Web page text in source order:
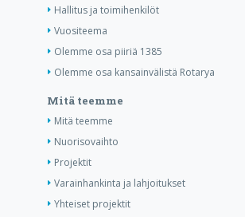
Hallitus ja toimihenkilöt
Vuositeema
Olemme osa piiriä 1385
Olemme osa kansainvälistä Rotarya
Mitä teemme
Mitä teemme
Nuorisovaihto
Projektit
Varainhankinta ja lahjoitukset
Yhteiset projektit